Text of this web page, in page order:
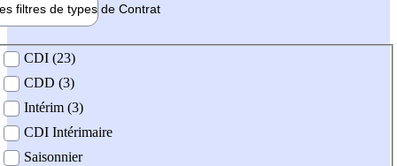
filtres de types de Contrat
contrat
CDI (23)
CDD (3)
Intérim (3)
CDI Intérimaire
Saisonnier